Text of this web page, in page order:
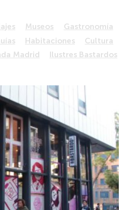
Museos
Gastronomía
Habitaciones
Cultura
Madrid Ilustres Bastardos